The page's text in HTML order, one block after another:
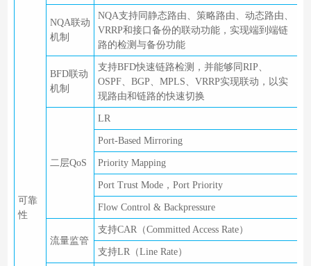
可靠
性
NQA联动
机制
NQA支持同静态路由、策略路由、动态路由、
VRRP和接口备份的联动功能，实现端到端链
路的检测与备份功能
BFD联动
机制
支持BFD快速链路检测，并能够同RIP、
OSPF、BGP、MPLS、VRRP实现联动，以实
现路由和链路的快速切换
二层QoS
LR
Port-Based Mirroring
Priority Mapping
Port Trust Mode，Port Priority
Flow Control & Backpressure
流量监管
支持CAR（Committed Access Rate）
支持LR（Line Rate）